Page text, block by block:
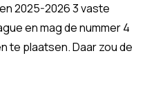
2025-2026 3 vaste
en mag de nummer 4
te plaatsen. Daar zou de